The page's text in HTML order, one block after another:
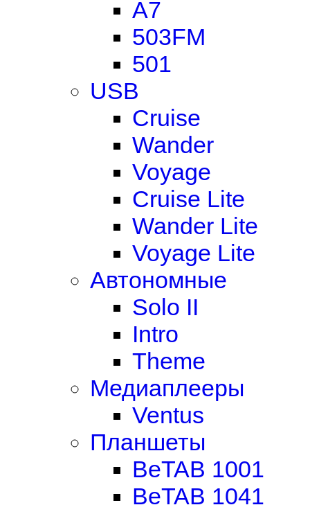
A7
503FM
501
USB
Cruise
Wander
Voyage
Cruise Lite
Wander Lite
Voyage Lite
Автономные
Solo II
Intro
Theme
Медиаплееры
Ventus
Планшеты
BeTAB 1001
BeTAB 1041